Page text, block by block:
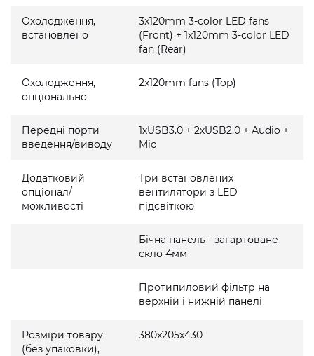
Охолодження,
встановлено
3x120mm 3-color LED fans
(Front) + 1x120mm 3-color LED
fan (Rear)
Охолодження,
опціонально
2x120mm fans (Top)
Передні порти
введення/виводу
1хUSB3.0 + 2хUSB2.0 + Audio +
Mic
Додатковий
опціонал/
можливості
Три встановлених
вентилятори з LED
підсвіткою
Бічна панель - загартоване
скло 4мм
Протипиловий фільтр на
верхній і нижній панелі
Розміри товару
(без упаковки),
380x205x430